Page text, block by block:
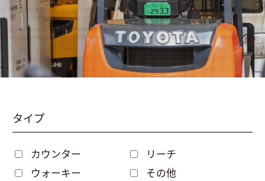
タイプ
カウンター
リーチ
ウォーキー
その他